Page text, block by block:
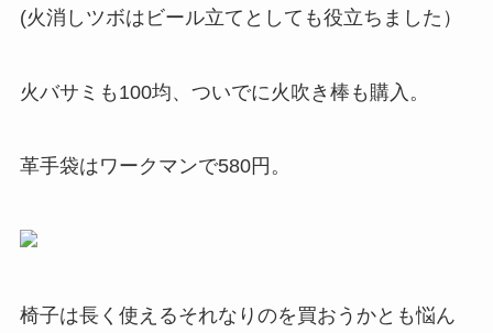
(火消しツボはビール立てとしても役立ちました）
火バサミも100均、ついでに火吹き棒も購入。
革手袋はワークマンで580円。
椅子は長く使えるそれなりのを買おうかとも悩ん